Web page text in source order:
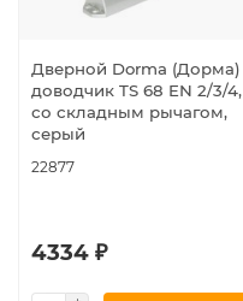
Дверной Dorma (Дорма)
доводчик TS 68 EN 2/3/4,
со складным рычагом,
серый
22877
4334 ₽